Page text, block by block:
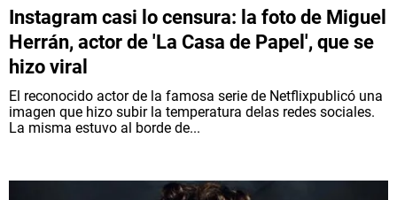
Instagram casi lo censura: la foto de Miguel
Herrán, actor de 'La Casa de Papel', que se
hizo viral
El reconocido actor de la famosa serie de Netflixpublicó una
imagen que hizo subir la temperatura delas redes sociales.
La misma estuvo al borde de...